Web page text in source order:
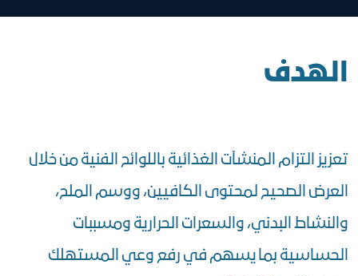
الهدف
تعزيز التزام المنشآت الغذائية باللوائح الفنية من خلال
العرض الصحيح لمحتوى الكافيين، ووسم الملح،
والنشاط البدني، والسعرات الحرارية ومسببات
الحساسية بما يسهم في رفع وعي المستهلك